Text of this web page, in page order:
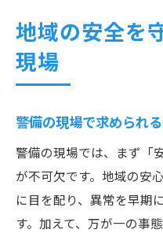
中之条町の警
警備の存在が住
警備と町の防
警備の仕事内容を
警備の仕事内
解説
地域の安全を
現場
警備の現場で求められ
警備の現場では、まず「
が不可欠です。地域の安
に目を配り、異常を早期
す。加えて、万が一の事